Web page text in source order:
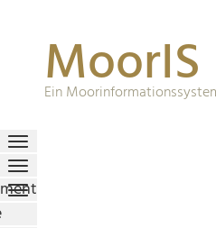
MoorIS
Ein